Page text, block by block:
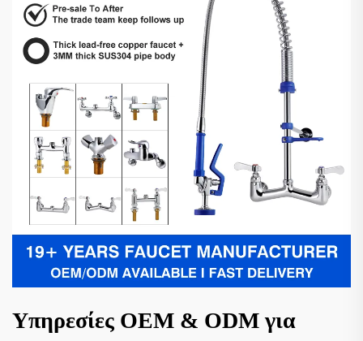
Υπηρεσίες OEM & ODM για